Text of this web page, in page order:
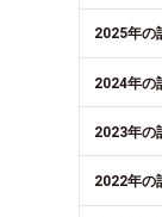
2025年の
2024年の
2023年の
2022年の